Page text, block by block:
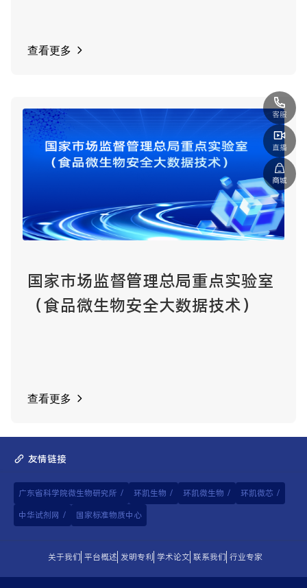
查看更多
国家市场监督管理总局重点实验室
（食品微生物安全大数据技术）
查看更多
友情链接
广东省科学院微生物研究所 / 环凯生物 / 环凯微生物 / 环凯微芯 /
中华试剂网 / 国家标准物质中心
关于我们 平台概述 发明专利 学术论文 联系我们 行业专家